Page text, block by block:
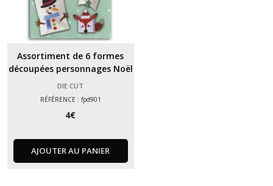
Assortiment de 6 formes
découpées personnages Noël
DIE CUT
RÉFÉRENCE : fpd901
4€
AJOUTER AU PANIER
Afficher
résultats